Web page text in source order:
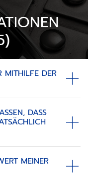
MITHILFE DER
DASS
MEINER